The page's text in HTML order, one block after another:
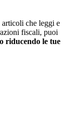
articoli che leggi e
fiscali, puoi
riducendo le tue